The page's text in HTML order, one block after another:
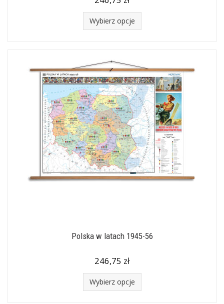
Wybierz opcje
Polska w latach 1945-56
246,75 zł
Wybierz opcje